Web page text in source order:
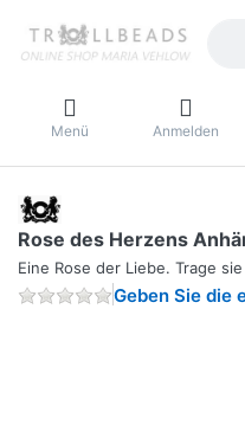
Menü Anmelden
Rose des Herzens
Eine Rose der Liebe. Trage
Geben Sie die